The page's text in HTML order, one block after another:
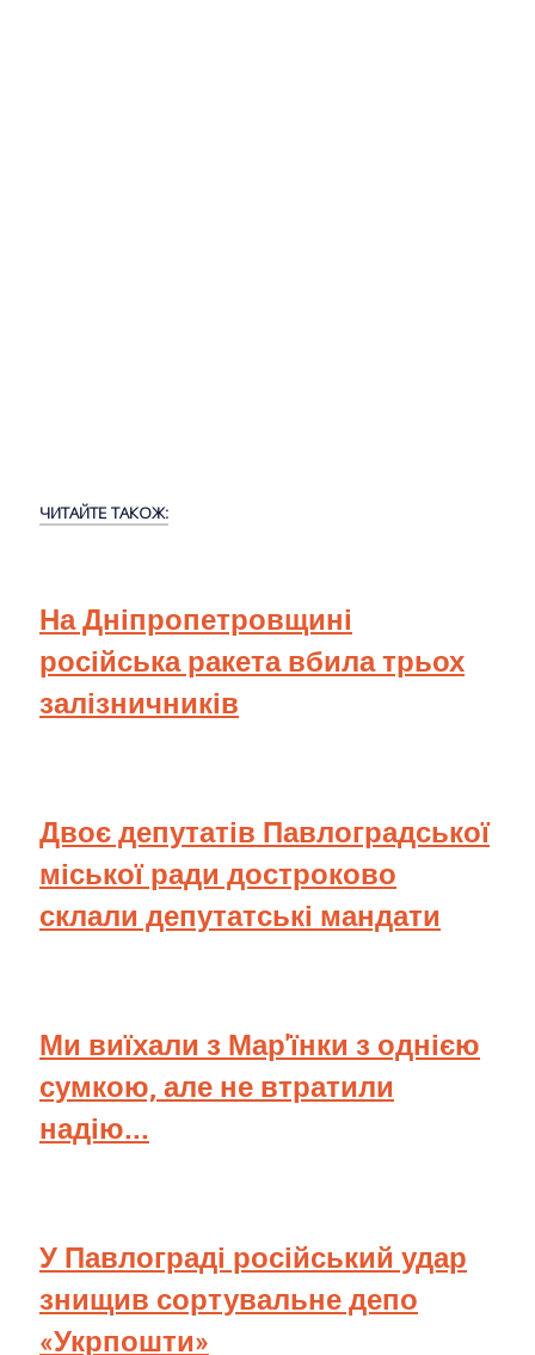
ЧИТАЙТЕ ТАКОЖ:
На Дніпропетровщині
російська ракета вбила трьох
залізничників
Двоє депутатів Павлоградської
міської ради достроково
склали депутатські мандати
Ми виїхали з Мар'їнки з однією
сумкою, але не втратили
надію...
У Павлограді російський удар
знищив сортувальне депо
«Укрпошти»